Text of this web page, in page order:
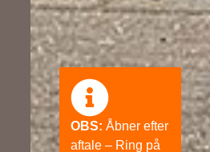
OBS: Åbner efter
aftale – Ring på